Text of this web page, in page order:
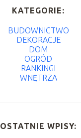
KATEGORIE:
BUDOWNICTWO
DEKORACJE
DOM
OGRÓD
RANKINGI
WNĘTRZA
OSTATNIE WPISY: